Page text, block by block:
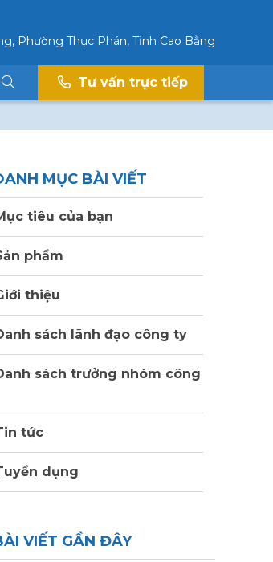
Phường Thục Phán, Tỉnh Cao Bằng
Tư vấn trực tiếp
MỤC BÀI VIẾT
tiêu của bạn
phẩm
thiệu
sách lãnh đạo công ty
sách trưởng nhóm công
tức
dụng
VIẾT GẦN ĐÂY